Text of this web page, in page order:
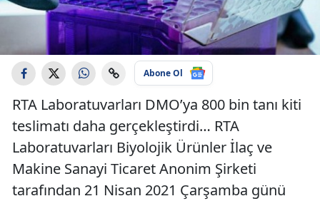
Abone Ol
RTA Laboratuvarları DMO’ya 800 bin tanı kiti
teslimatı daha gerçekleştirdi… RTA
Laboratuvarları Biyolojik Ürünler İlaç ve
Makine Sanayi Ticaret Anonim Şirketi
tarafından 21 Nisan 2021 Çarşamba günü